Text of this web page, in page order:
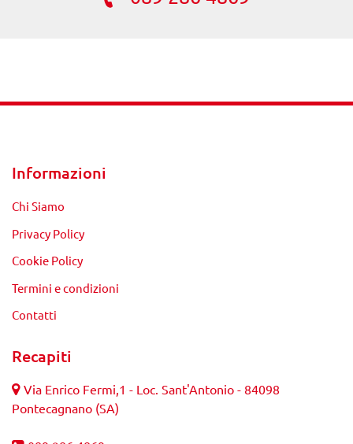
Informazioni
Chi Siamo
Privacy Policy
Cookie Policy
Termini e condizioni
Contatti
Recapiti
Via Enrico Fermi,1 - Loc. Sant'Antonio - 84098
Pontecagnano (SA)